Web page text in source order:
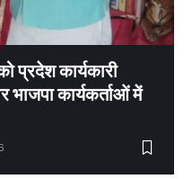
प्रदेश कार्यकारी
भाजपा कार्यकर्ताओं में